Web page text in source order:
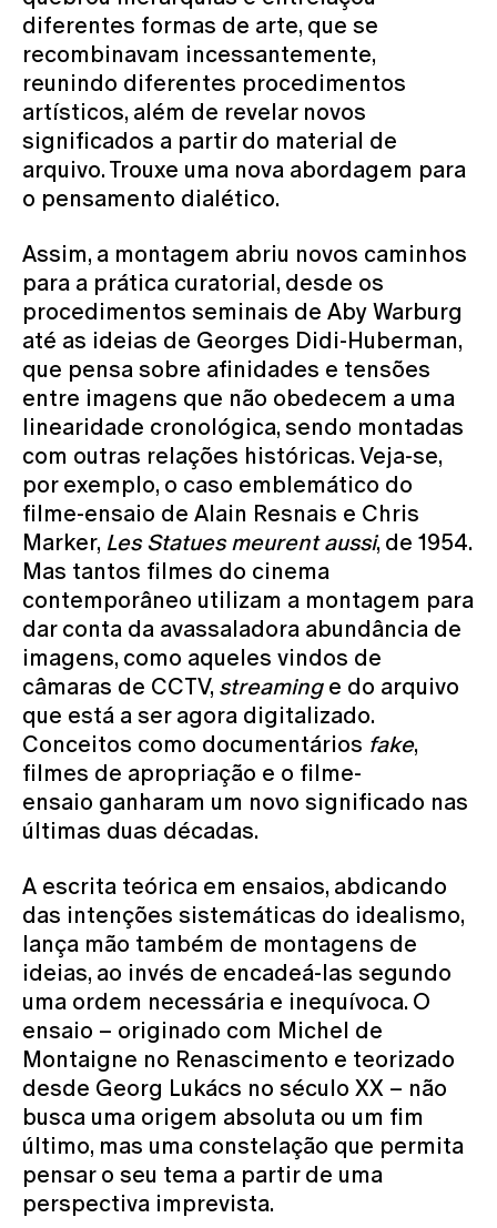
diferentes formas de arte, que se
recombinavam incessantemente,
reunindo diferentes procedimentos
artísticos, além de revelar novos
significados a partir do material de
arquivo. Trouxe uma nova abordagem para
o pensamento dialético.
Assim, a montagem abriu novos caminhos
para a prática curatorial, desde os
procedimentos seminais de Aby Warburg
até as ideias de Georges Didi-Huberman,
que pensa sobre afinidades e tensões
entre imagens que não obedecem a uma
linearidade cronológica, sendo montadas
com outras relações históricas. Veja-se,
por exemplo, o caso emblemático do
filme-ensaio de Alain Resnais e Chris
Marker, Les Statues meurent aussi, de 1954.
Mas tantos filmes do cinema
contemporâneo utilizam a montagem para
dar conta da avassaladora abundância de
imagens, como aqueles vindos de
câmaras de CCTV, streaminge do arquivo
que está a ser agora digitalizado.
Conceitos como documentários fake,
filmes de apropriação e o filme-
ensaio ganharam um novo significado nas
últimas duas décadas.​
A escrita teórica em ensaios, abdicando
das intenções sistemáticas do idealismo,
lança mão também de montagens de
ideias, ao invés de encadeá-las segundo
uma ordem necessária e inequívoca. O
ensaio – originado com Michel de
Montaigne no Renascimento e teorizado
desde Georg Lukács no século XX – não
busca uma origem absoluta ou um fim
último, mas uma constelação que permita
pensar o seu tema a partir de uma
perspectiva imprevista.